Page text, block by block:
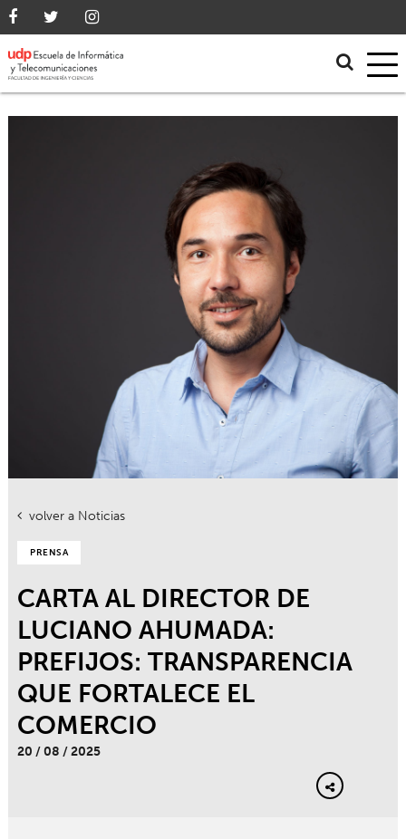
volver a Noticias
PRENSA
CARTA AL DIRECTOR DE
LUCIANO AHUMADA:
PREFIJOS: TRANSPARENCIA
QUE FORTALECE EL
COMERCIO
20 / 08 / 2025